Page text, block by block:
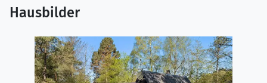
Hausbilder